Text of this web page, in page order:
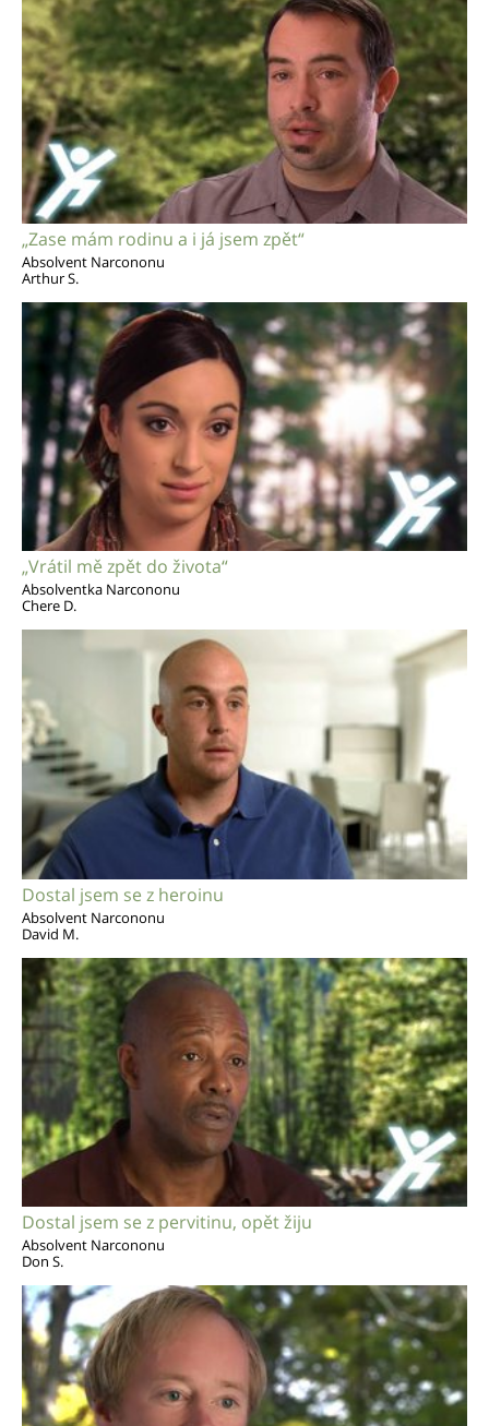
„Zase mám rodinu a i já jsem zpět“
Absolvent Narcononu
Arthur S.
„Vrátil mě zpět do života“
Absolventka Narcononu
Chere D.
Dostal jsem se z heroinu
Absolvent Narcononu
David M.
Dostal jsem se z pervitinu, opět žiju
Absolvent Narcononu
Don S.